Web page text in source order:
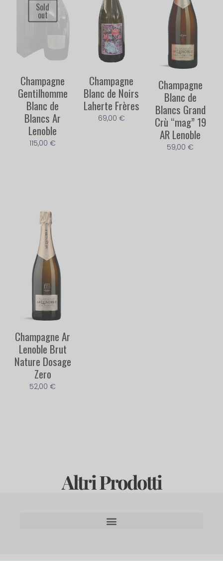
Sold
out
Champagne
Gentilhomme
Blanc de
Blancs​ Ar
Lenoble
115,00€
Champagne
Blanc de Noirs
Laherte Frères
69,00 €
Champagne
Blanc de
Blancs Grand
Crù “mag” 19
AR Lenoble
59,00€
Champagne Ar
Lenoble Brut
Nature Dosage
Zero
52,00€
Altri Prodotti